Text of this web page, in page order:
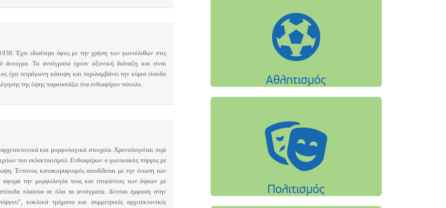
Έχει ιδιαίτερο ύφος με την χρήση των γωνιόλιθων στις
Τα ανοίγματα έχουν αξονική διάταξη και είναι
τετράγωνη κάτοψη και περιλαμβάνει την κύρια είσοδο
της όψης παρουσιάζει ένα ενδιαφέρον σύνολο.
και μορφολογικά στοιχεία. Χρονολογείται περί
του εκλεκτικισμού. Ενδιαφέρων ο γωνικακός πύργος με
Έντονος κατακορυφισμός αποδίδεται με την ένωση των
την μορφολογία τους και επιφάνειες των όψεων με
πλαίσια σε όλα τα ανοίγματα. Δίνεται έμφαση στην
κυκλικά τμήματα και συμμετρικές αρχιτεκτονικές